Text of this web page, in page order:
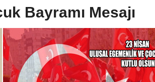
Bayramı Mesajı